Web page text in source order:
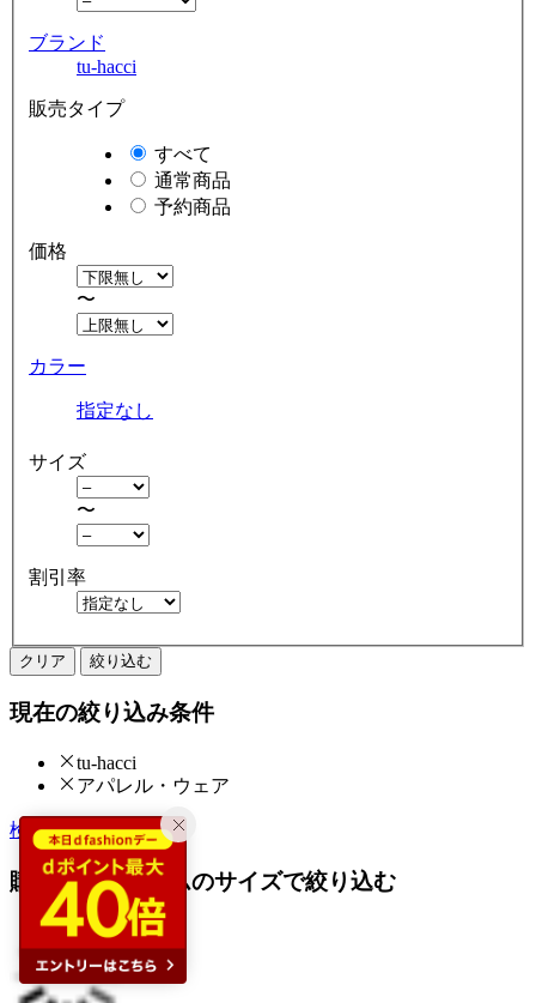
ブランド
tu-hacci
販売タイプ
すべて
通常商品
予約商品
価格
〜
カラー
指定なし
サイズ
〜
割引率
クリア 絞り込む
現在の絞り込み条件
tu-hacci
アパレル・ウェア
検索履歴から探す
購入済みアイテムのサイズで絞り込む